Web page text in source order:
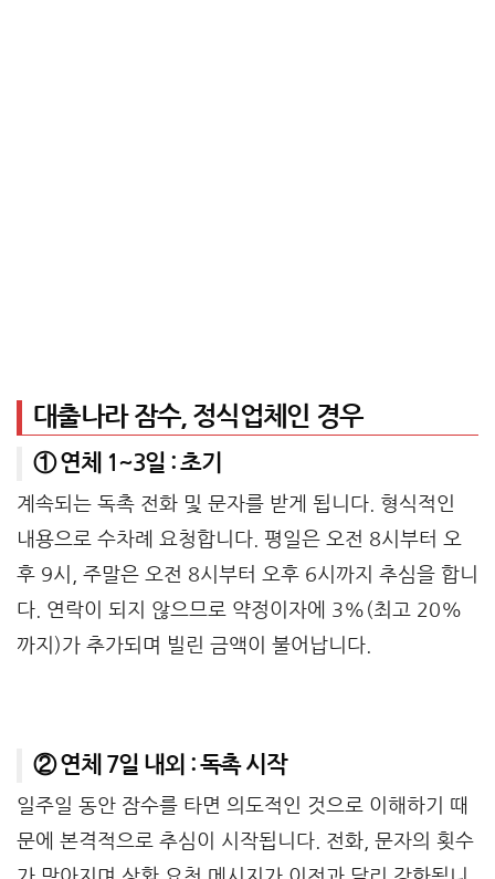
대출나라 잠수, 정식업체인 경우
① 연체 1~3일 : 초기
계속되는 독촉 전화 및 문자를 받게 됩니다. 형식적인
내용으로 수차례 요청합니다. 평일은 오전 8시부터 오
후 9시, 주말은 오전 8시부터 오후 6시까지 추심을 합니
다. 연락이 되지 않으므로 약정이자에 3%(최고 20%
까지)가 추가되며 빌린 금액이 불어납니다.
② 연체 7일 내외 : 독촉 시작
일주일 동안 잠수를 타면 의도적인 것으로 이해하기 때
문에 본격적으로 추심이 시작됩니다. 전화, 문자의 횟수